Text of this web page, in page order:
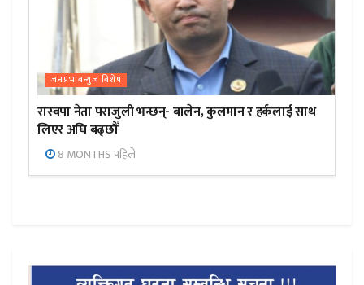
जनप्रभाबन्युज विशेष
रास्वपा नेता पराजुली भन्छन्- बालेन, कुलमान र हर्कलाई साथ
लिएर अघि बढ्छौँ
8 MONTHS पहिले